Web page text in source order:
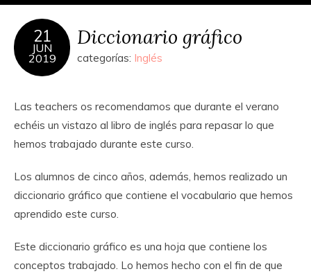
21
JUN
2019
Diccionario gráfico
categorías: Inglés
Las teachers os recomendamos que durante el verano
echéis un vistazo al libro de inglés para repasar lo que
hemos trabajado durante este curso.
Los alumnos de cinco años, además, hemos realizado un
diccionario gráfico que contiene el vocabulario que hemos
aprendido este curso.
Este diccionario gráfico es una hoja que contiene los
conceptos trabajado. Lo hemos hecho con el fin de que